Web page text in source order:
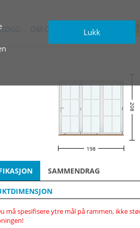
Lukk
OM OSS KONTAKTER
208
198
SAMMENDRAG
må spesifisere ytre mål på rammen, ikke